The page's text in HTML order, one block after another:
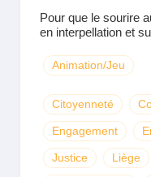
Pour que le sourire
en interpellation et
Animation/Jeu
Citoyenneté
Engagement
Justice Liège